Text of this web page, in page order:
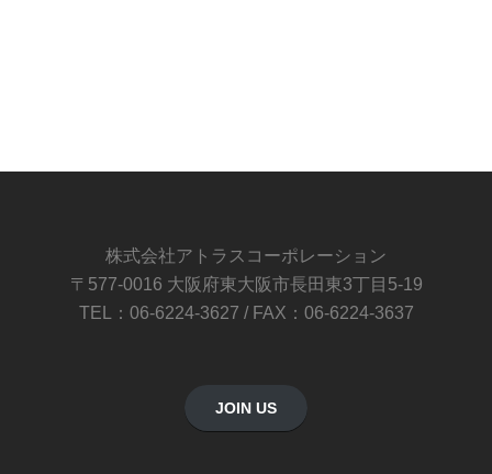
株式会社アトラスコーポレーション
〒577-0016 大阪府東大阪市長田東3丁目5-19
TEL：06-6224-3627 / FAX：06-6224-3637
JOIN US